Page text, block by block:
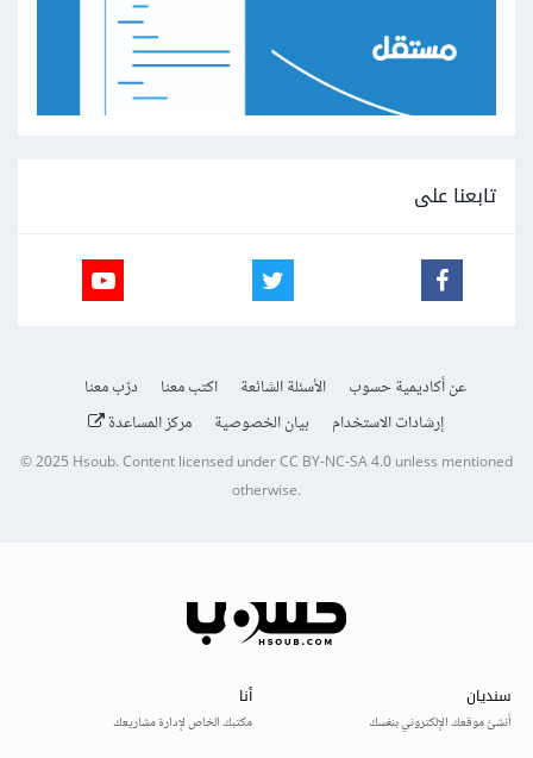
تابعنا على
عن أكاديمية حسوب الأسئلة الشائعة اكتب معنا
درّب معنا
إرشادات الاستخدام
بيان الخصوصية مركز المساعدة
© 2025Hsoub.Content licensed underCC BY-NC-SA 4.0unless mentioned
otherwise.